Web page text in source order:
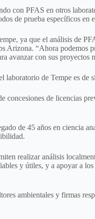
con PFAS en otros
de prueba específicos en
ya que el análisis de
“Ahora podemos
avanzar con sus proyectos
laboratorio de Tempe es de
concesiones de licencias
de 45 años en ciencia
realizar análisis
y útiles, y a apoyar a
ambientales y firmas